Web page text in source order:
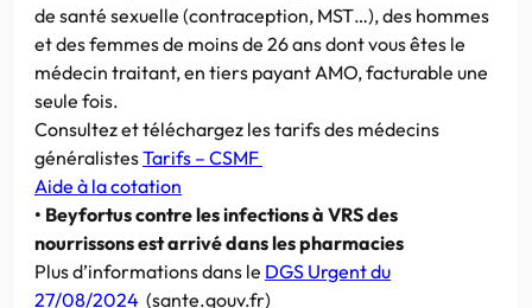
de santé sexuelle (contraception, MST…), des hommes
et des femmes de moins de 26 ans dont vous êtes le
médecin traitant, en tiers payant AMO, facturable une
seule fois.
Consultez et téléchargez les tarifs des médecins
généralistesTarifs – CSMF
Aide à la cotation
• Beyfortus contre les infections à VRS des
nourrissons est arrivé dans les pharmacies
Plus d’informations dans le DGS Urgent du
27/08/2024 (sante.gouv.fr)